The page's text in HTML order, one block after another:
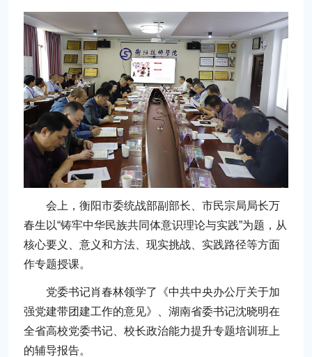
会上，衡阳市委统战部副部长、市民宗局局长万
春生以“铸牢中华民族共同体意识理论与实践”为题，从
核心要义、意义和方法、现实挑战、实践路径等方面
作专题授课。
党委书记肖春林领学了《中共中央办公厅关于加
强党建带团建工作的意见》、湖南省委书记沈晓明在
全省高校党委书记、校长政治能力提升专题培训班上
的辅导报告。